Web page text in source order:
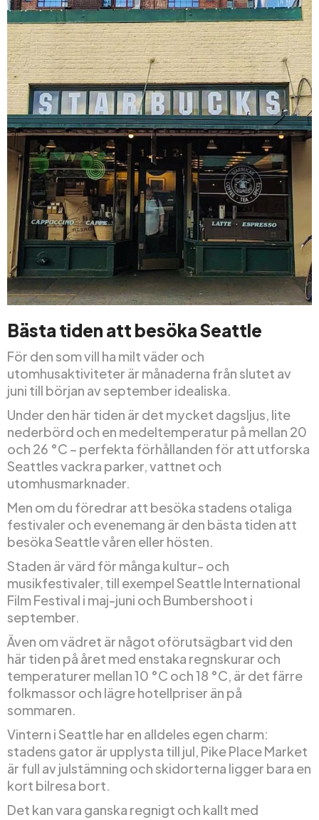
Bästa tiden att besöka Seattle
För den som vill ha milt väder och
utomhusaktiviteter är månaderna från slutet av
juni till början av september idealiska.
Under den här tiden är det mycket dagsljus, lite
nederbörd och en medeltemperatur på mellan 20
och 26 °C – perfekta förhållanden för att utforska
Seattles vackra parker, vattnet och
utomhusmarknader.
Men om du föredrar att besöka stadens otaliga
festivaler och evenemang är den bästa tiden att
besöka Seattle våren eller hösten.
Staden är värd för många kultur- och
musikfestivaler, till exempel Seattle International
Film Festival i maj-juni och Bumbershoot i
september.
Även om vädret är något oförutsägbart vid den
här tiden på året med enstaka regnskurar och
temperaturer mellan 10 °C och 18 °C, är det färre
folkmassor och lägre hotellpriser än på
sommaren.
Vintern i Seattle har en alldeles egen charm:
stadens gator är upplysta till jul, Pike Place Market
är full av julstämning och skidorterna ligger bara en
kort bilresa bort.
Det kan vara ganska regnigt och kallt med